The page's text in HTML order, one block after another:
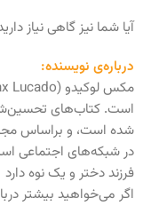
آیا شما نیز گاهی نیاز
درباره‌ی نویسنده:
شده است، و براساس مجله
در شبکه‌های اجتماعی
فرزند دختر و یک نوه دارد
اگر می‌خواهید بیشتر